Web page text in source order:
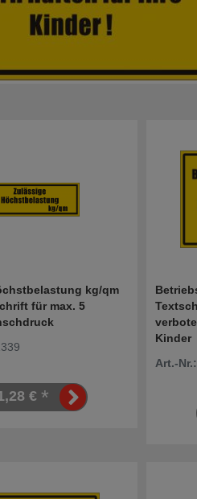
kg/qm
für max. 5
€*
Kinder
Art.-Nr.: